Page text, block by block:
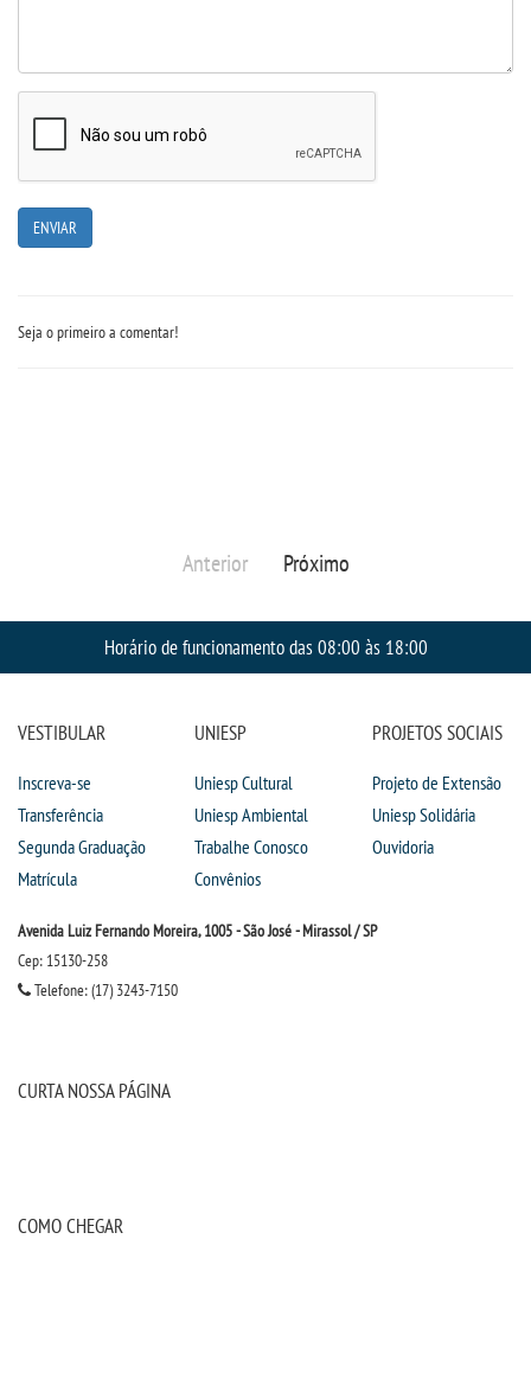
Seja o primeiro a comentar!
Anterior Próximo
Horário de funcionamento das 08:00 às 18:00
VESTIBULAR
Inscreva-se
Transferência
Segunda Graduação
Matrícula
UNIESP
Uniesp Cultural
Uniesp Ambiental
Trabalhe Conosco
Convênios
PROJETOS SOCIAIS
Projeto de Extensão
Uniesp Solidária
Ouvidoria
Avenida Luiz Fernando Moreira, 1005 - São José - Mirassol / SP
Cep: 15130-258
Telefone: (17) 3243-7150
CURTA NOSSA PÁGINA
COMO CHEGAR